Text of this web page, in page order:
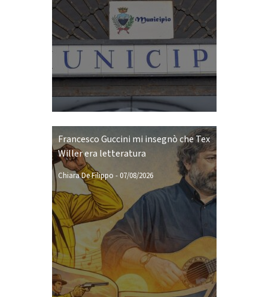
Francesco Guccini mi insegnò che Tex
Willer era letteratura
Chiara De Filippo -07/08/2026